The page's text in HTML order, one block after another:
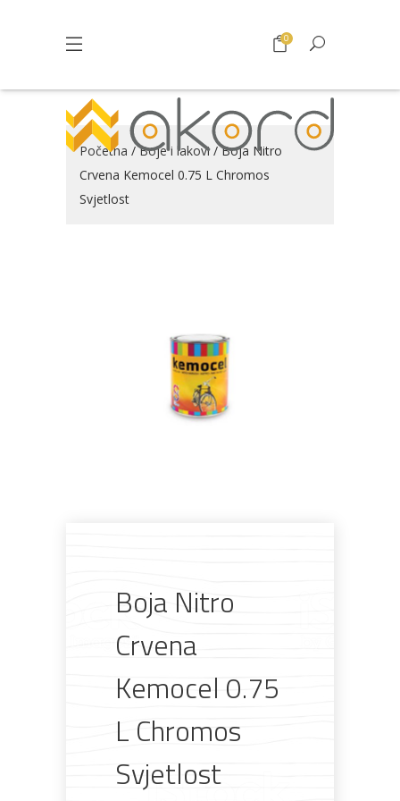
Pogledajte što je novo
u ponudi
0
Početna /Boje i lakovi/ Boja Nitro
Crvena Kemocel 0.75 L Chromos
Svjetlost
Boja Nitro
Crvena
Kemocel 0.75
L Chromos
Svjetlost